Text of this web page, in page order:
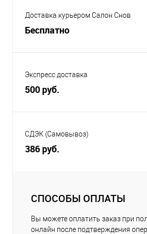
Доставка курьером Салон Снов
Бесплатно
Экспресс доставка
500 руб.
СДЭК (Самовывоз)
386 руб.
СПОСОБЫ ОПЛАТЫ
Вы можете оплатить заказ при
онлайн после подтверждения